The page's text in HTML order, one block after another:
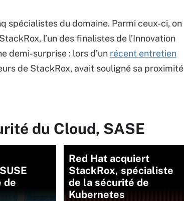
spécialistes du domaine. Parmi ceux-ci, on
l’un des finalistes de l’Innovation
demi-surprise : lors d’un récent entretien
de StackRox, avait souligné sa proximité
du Cloud, SASE
de
Red Hat acquiert
StackRox, spécialiste
de la sécurité de
Kubernetes